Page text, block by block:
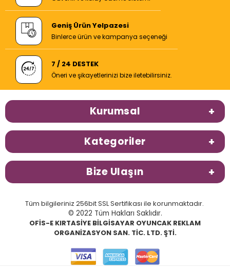
Geniş Ürün Yelpazesi
Binlerce ürün ve kampanya seçeneği
7 / 24 DESTEK
Öneri ve şikayetlerinizi bize iletebilirsiniz.
Kurumsal
Kategoriler
Bize Ulaşın
Tüm bilgileriniz 256bit SSL Sertifikası ile korunmaktadır.
© 2022 Tüm Hakları Saklıdır.
OFİS-E KIRTASİYE BİLGİSAYAR OYUNCAK REKLAM
ORGANİZASYON SAN. TİC. LTD. ŞTİ.